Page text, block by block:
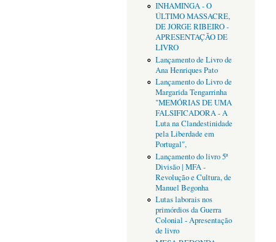
INHAMINGA - O
ÚLTIMO MASSACRE,
DE JORGE RIBEIRO -
APRESENTAÇÃO DE
LIVRO
Lançamento de Livro de
Ana Henriques Pato
Lançamento do Livro de
Margarida Tengarrinha
"MEMÓRIAS DE UMA
FALSIFICADORA - A
Luta na Clandestinidade
pela Liberdade em
Portugal",
Lançamento do livro 5ª
Divisão | MFA -
Revolução e Cultura, de
Manuel Begonha
Lutas laborais nos
primórdios da Guerra
Colonial - Apresentação
de livro